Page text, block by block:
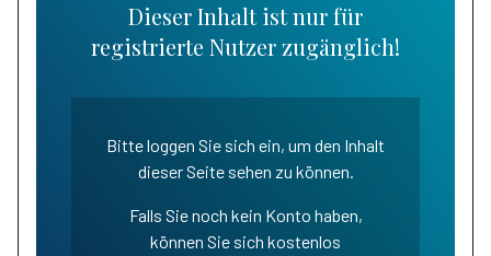
Dieser Inhalt ist nur für
registrierte Nutzer zugänglich!
Bitte loggen Sie sich ein, um den Inhalt
dieser Seite sehen zu können.
Falls Sie noch kein Konto haben,
können Sie sich kostenlos